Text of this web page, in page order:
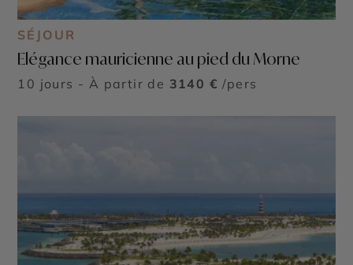
SÉJOUR
Elégance mauricienne au pied du Morne
10 jours - À partir de 3140 € /pers